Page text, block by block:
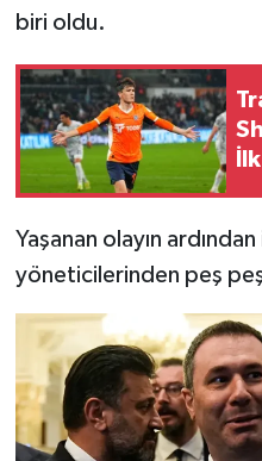
biri oldu.
Yaşanan olayın
yöneticilerinden peş